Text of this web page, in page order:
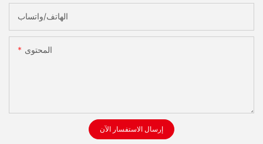
الهاتف/واتساب
المحتوى
إرسال الاستفسار الآن